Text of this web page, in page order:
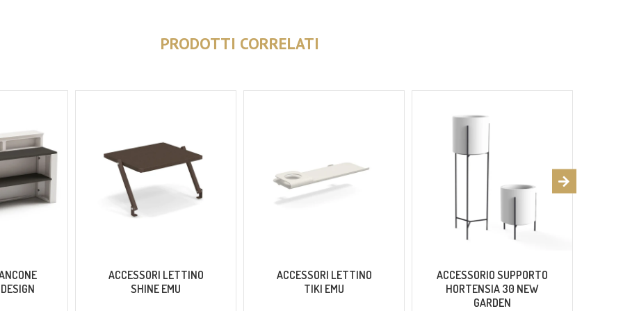
PRODOTTI CORRELATI
ACCESSORI LETTINO
SHINE EMU
ACCESSORI LETTINO
TIKI EMU
ACCESSORIO SUPPORTO
HORTENSIA 30 NEW
GARDEN